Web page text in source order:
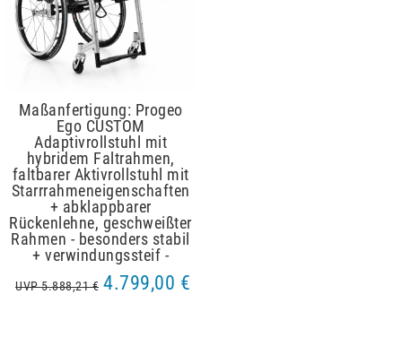
Maßanfertigung: Progeo
Ego CUSTOM
Adaptivrollstuhl mit
hybridem Faltrahmen,
faltbarer Aktivrollstuhl mit
Starrrahmeneigenschaften
+ abklappbarer
Rückenlehne, geschweißter
Rahmen - besonders stabil
+ verwindungssteif -
UVP 5.888,21 € 4.799,00 €